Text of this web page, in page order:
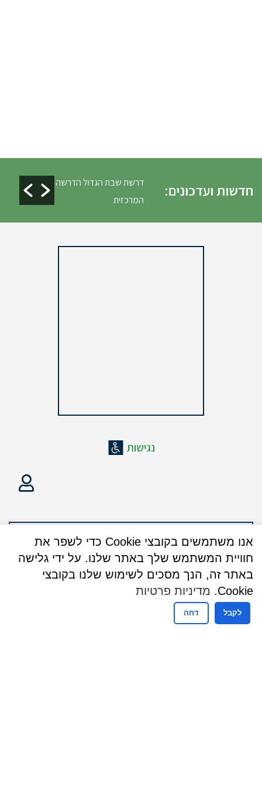
חדשות ועדכונים:
דרשת שבת הגדול הדרשה
המרכזית
אנו משתמשים בקובצי Cookie כדי לשפר את
חוויית המשתמש שלך באתר שלנו. על ידי גלישה
באתר זה, הנך מסכים לשימוש שלנו בקובצי
Cookie.
מדיניות פרטיות
לקבל דחה